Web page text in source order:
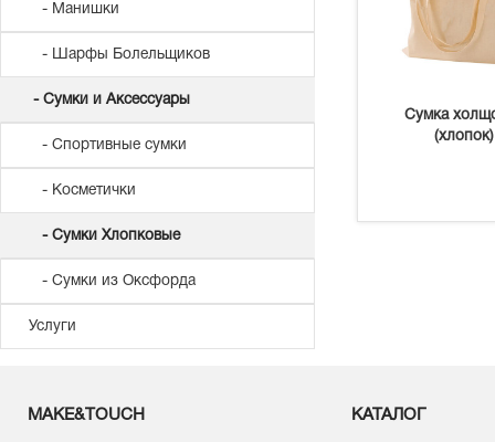
- Манишки
- Шарфы Болельщиков
- Сумки и Аксессуары
- Спортивные сумки
- Косметички
- Сумки Хлопковые
- Сумки из Оксфорда
Услуги
Сумка
(хлопок)
MAKE&TOUCH КАТАЛОГ